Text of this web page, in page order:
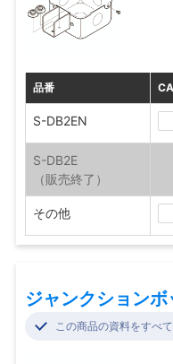
品番
S-DB2EN
S-DB2E
その他
ジャンクションボ
この商品の資料をすべ